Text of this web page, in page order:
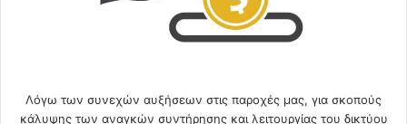
Λόγω των συνεχών αυξήσεων στις παροχές μας, για σκοπούς
κάλυψης των αναγκών συντήρησης και λειτουργίας του δικτύου